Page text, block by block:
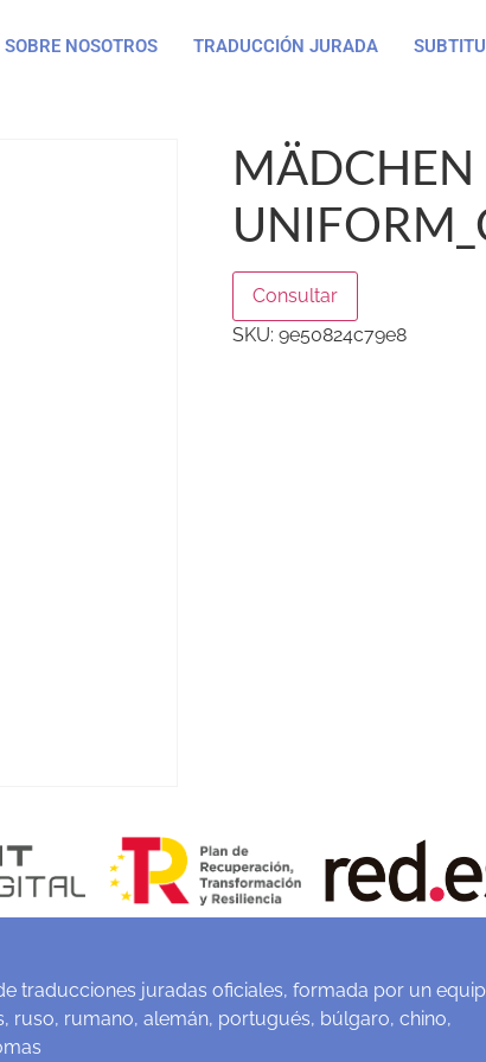
SOBRE NOSOTROS TRADUCCIÓN JURADA
MÄDCHEN
Consultar
SKU: 9e50824c79e8
traducciones juradas oficiales, formada por un
ruso, rumano, alemán, portugués, búlgaro, chino,